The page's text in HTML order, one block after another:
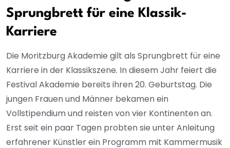
Sprungbrett für eine Klassik-
Karriere
Die Moritzburg Akademie gilt als Sprungbrett für eine
Karriere in der Klassikszene. In diesem Jahr feiert die
Festival Akademie bereits ihren 20. Geburtstag. Die
jungen Frauen und Männer bekamen ein
Vollstipendium und reisten von vier Kontinenten an.
Erst seit ein paar Tagen probten sie unter Anleitung
erfahrener Künstler ein Programm mit Kammermusik